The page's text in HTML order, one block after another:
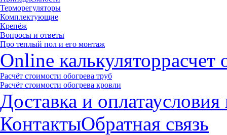
Терморегуляторы
Комплектующие
Крепёж
Вопросы и ответы
Про теплый пол и его монтаж
Online калькуляторрасчет
Расчёт стоимости обогрева труб
Расчёт стоимости обогрева кровли
Доставка и оплатаусловия
КонтактыОбратная связь